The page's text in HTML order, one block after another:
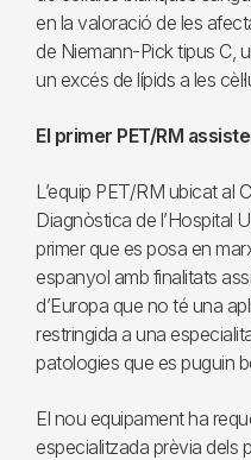
en la valoració de les
de Niemann-Pick tipus C,
un excés de lípids a les
El primer PET/RM
L’equip PET/RM ubicat al
Diagnòstica de l’Hospital
primer que es posa en
espanyol amb finalitats
d’Europa que no té una
restringida a una
patologies que es puguin
El nou equipament ha
especialitzada prèvia dels